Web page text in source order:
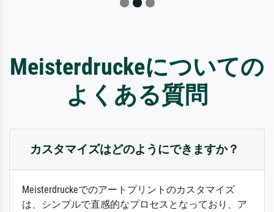
Meisterdruckeについての
よくある質問
カスタマイズはどのようにできますか？
Meisterdruckeでのアートプリントのカスタマイズ
は、シンプルで直感的なプロセスとなっており、ア